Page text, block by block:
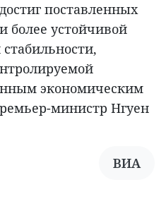
поставленных
более устойчивой
экономическим
министр Нгуен
ВИА